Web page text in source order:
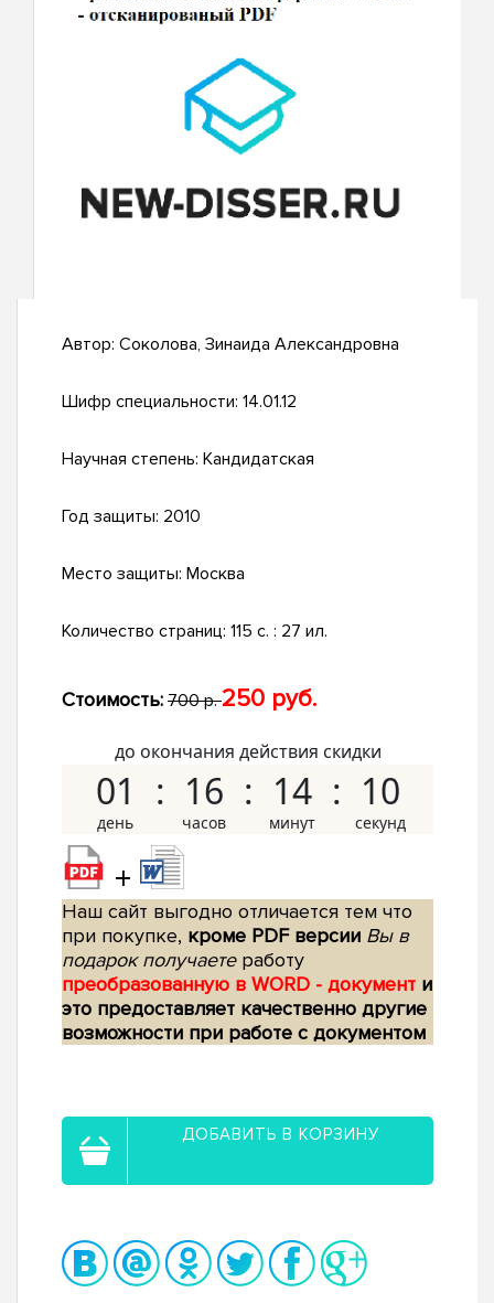
Автор: Соколова, Зинаида Александровна
Шифр специальности: 14.01.12
Научная степень: Кандидатская
Год защиты: 2010
Место защиты: Москва
Количество страниц: 115 с. : 27 ил.
Стоимость: 700 р.250 руб.
до окончания действия скидки
01 16 14 09
+
Наш сайт выгодно отличается тем что
при покупке, кроме PDF версии Вы в
подарок получаетеработу
преобразованную в WORD - документ и
это предоставляет качественно другие
возможности при работе с документом
ДОБАВИТЬ В КОРЗИНУ